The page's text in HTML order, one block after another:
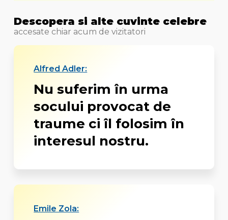
Descopera si alte cuvinte celebre
accesate chiar acum de vizitatori
Alfred Adler:
Nu suferim în urma
socului provocat de
traume ci îl folosim în
interesul nostru.
Emile Zola: